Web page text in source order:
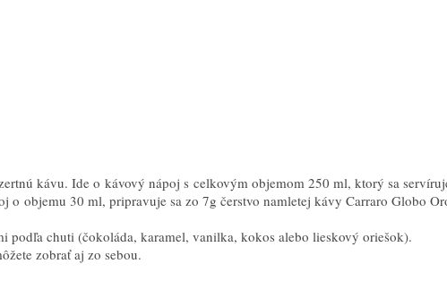
kávu. Ide o kávový nápoj s celkovým objemom 250 ml, ktorý sa
o objemu 30 ml, pripravuje sa zo 7g čerstvo namletej kávy Carraro Globo
chuti (čokoláda, karamel, vanilka, kokos alebo lieskový oriešok).
zobrať aj zo sebou.